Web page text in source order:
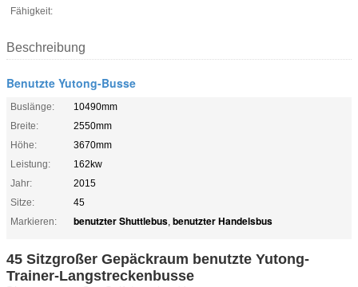
Fähigkeit:
Beschreibung
Benutzte Yutong-Busse
Buslänge:
10490mm
Breite:
2550mm
Höhe:
3670mm
Leistung:
162kw
Jahr:
2015
Sitze:
45
Markieren:
benutzter Shuttlebus, benutzter Handelsbus
45 Sitzgroßer Gepäckraum benutzte Yutong-
Trainer-Langstreckenbusse